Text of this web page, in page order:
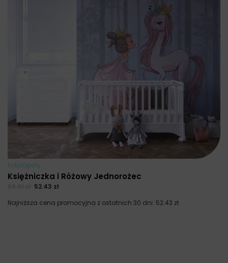
Fototapety
Księżniczka i Różowy Jednorożec
52.43 zł
Najniższa cena promocyjna z ostatnich 30 dni: 52.43 zł.